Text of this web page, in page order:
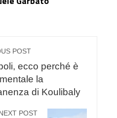
POST
ecco perché è
la
di Koulibaly
NEXT POST